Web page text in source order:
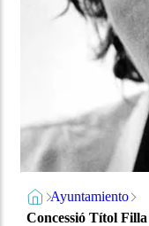
Ayuntamiento
Concessió Títol